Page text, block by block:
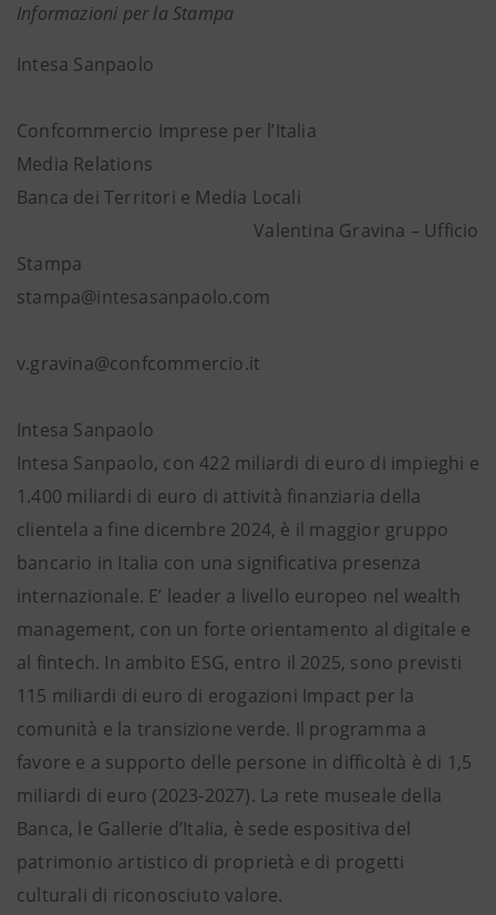
Informazioni per la Stampa
Intesa Sanpaolo
Confcommercio Imprese per l’Italia
Media Relations
Banca dei Territori e Media Locali
Valentina Gravina – Ufficio
Stampa
stampa@intesasanpaolo.com
v.gravina@confcommercio.it
Intesa Sanpaolo
Intesa Sanpaolo, con 422 miliardi di euro di impieghi e
1.400 miliardi di euro di attività finanziaria della
clientela a fine dicembre 2024, è il maggior gruppo
bancario in Italia con una significativa presenza
internazionale. E’ leader a livello europeo nel wealth
management, con un forte orientamento al digitale e
al fintech. In ambito ESG, entro il 2025, sono previsti
115 miliardi di euro di erogazioni Impact per la
comunità e la transizione verde. Il programma a
favore e a supporto delle persone in difficoltà è di 1,5
miliardi di euro (2023-2027). La rete museale della
Banca, le Gallerie d’Italia, è sede espositiva del
patrimonio artistico di proprietà e di progetti
culturali di riconosciuto valore.